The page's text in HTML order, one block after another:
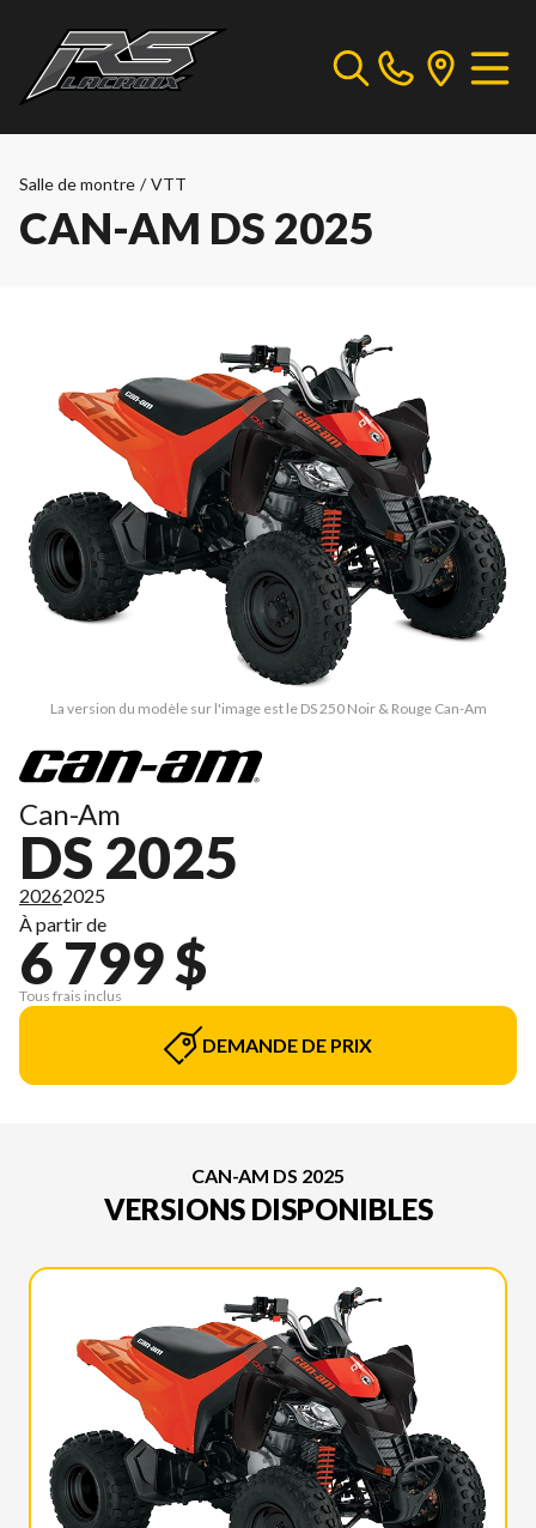
Salle de montre / VTT
CAN-AM DS 2025
La version du modèle sur l'image est le DS 250 Noir & Rouge Can-Am
Can-Am
DS 2025
20262025
À partir de
6 799 $
Tous frais inclus
DEMANDE DE PRIX
CAN-AM DS 2025
VERSIONS DISPONIBLES